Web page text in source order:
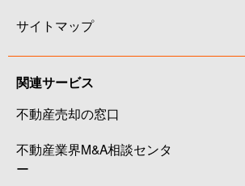
サイトマップ
関連サービス
不動産売却の窓口
不動産業界M&A相談センタ
ー